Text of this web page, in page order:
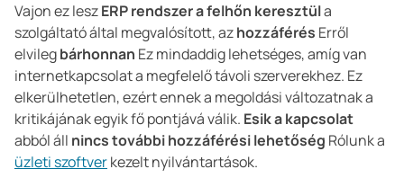
Vajon ez leszERP rendszer a felhőn keresztüla
szolgáltató által megvalósított, azhozzáférés Erről
elvilegbárhonnan Ez mindaddig lehetséges, amíg van
internetkapcsolat a megfelelő távoli szerverekhez. Ez
elkerülhetetlen, ezért ennek a megoldási változatnak a
kritikájának egyik fő pontjává válik. Esik a kapcsolat
abból áll nincs további hozzáférési lehetőség Rólunk a
üzleti szoftverkezelt nyilvántartások.